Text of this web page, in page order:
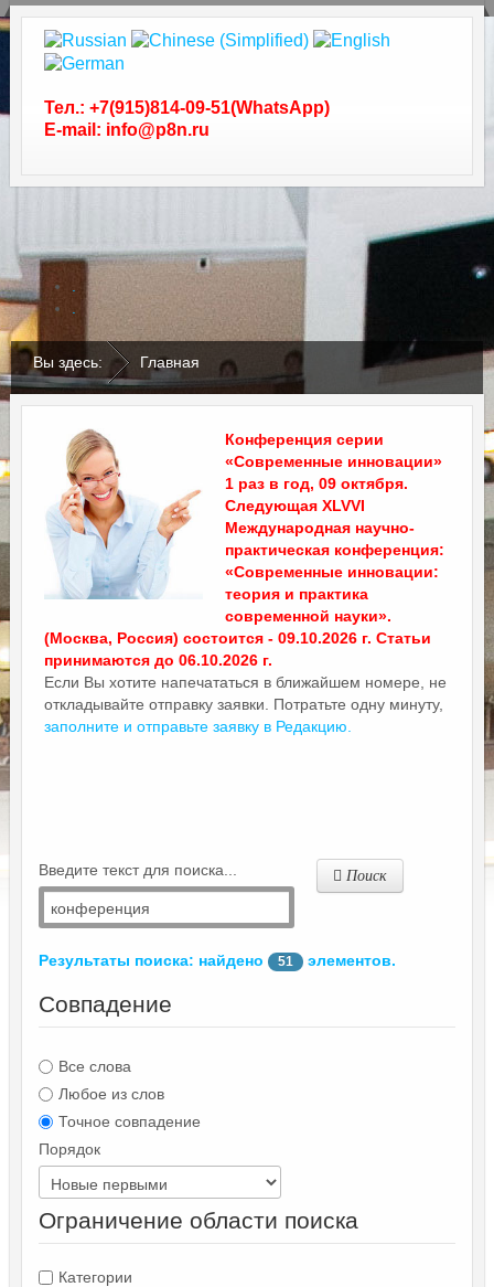
Тел.: +7(915)814-09-51(WhatsApp)
E-mail: info@p8n.ru
Вы здесь: Главная
Конференция серии
«Современные инновации»
1 раз в год, 09 октября.
Следующая XLVVI
Международная научно-
практическая конференция:
«Современные инновации:
теория и практика
современной науки».
(Москва, Россия) состоится - 09.10.2026 г. Статьи
принимаются до 06.10.2026 г.
Если Вы хотите напечататься в ближайшем номере, не
откладывайте отправку заявки. Потратьте одну минуту,
заполните и отправьте заявку в Редакцию.
Введите текст для поиска... Поиск
Результаты поиска: найдено 51 элементов.
Совпадение
Все слова
Любое из слов
Точное совпадение
Порядок
Ограничение области поиска
Категории